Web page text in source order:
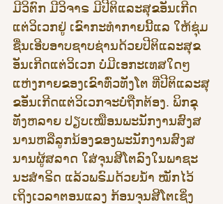
ມີວິຕົກ ມີວິຈາຣ ມີປີຕິແລະສຸຂອັນເກີດ
ແຕ່ວິເວກຢູ່ ເຂົາກະທຳກາຍນີ້ແລ ໃຫ້ຊຸ່ມ
ຊື່ນເອີບອາບຊາບຊ່ານດ້ວຍປີຕິແລະສຸຂ
ອັນເກີດແຕ່ວິເວກ ບໍ່ມີເອກະເທສໃດໆ
ແຫ່ງກາຍຂອງເຂົາທົ່ວທັງໂຕ ທີ່ປີຕິແລະສຸ
ຂອັນເກີດແຕ່ວິເວກຈະບໍ່ຖືກຕ້ອງ. ພິກຂຸ
ທັງຫລາຍ ປຽບເໝືອນພະນັກງານສົງສ
ນານຫລືລູກນ້ອງຂອງພະນັກງານສົງສ
ນານຜູ້ສລາດ ໃສ່ຈຸນສີໂຕລົງໃນພາຊະ
ນະສຳຣິດ ແລ້ວພຣົມດ້ວຍນ້ຳ ໝັກໄວ້
ເຖິງເວລາຕອນແລງ ກ້ອນຈຸນສີໂຕເຊິ່ງ